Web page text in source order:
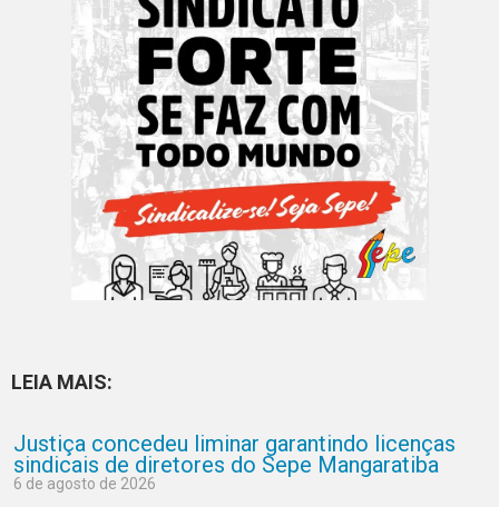
LEIA MAIS:
Justiça concedeu liminar garantindo licenças
sindicais de diretores do Sepe Mangaratiba
6 de agosto de 2026